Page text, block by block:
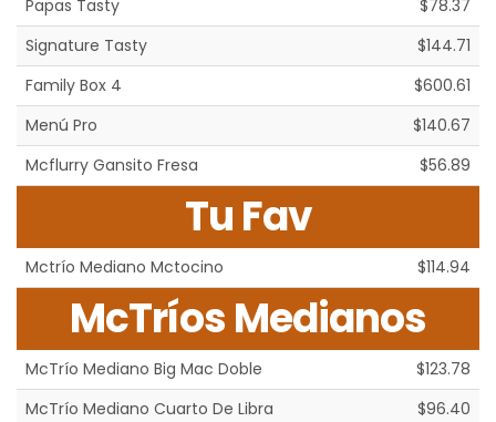
Papas Tasty
$78.37
Signature Tasty
$144.71
Family Box 4
$600.61
Menú Pro
$140.67
Mcflurry Gansito Fresa
$56.89
Tu Fav
Mctrío Mediano Mctocino $114.94
McTríos Medianos
McTrío Mediano Big Mac Doble
$123.78
McTrío Mediano Cuarto De Libra
$96.40